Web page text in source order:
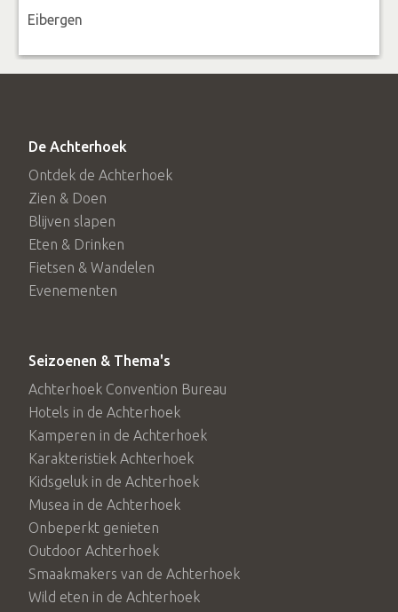
Eibergen
De Achterhoek
Ontdek de Achterhoek
Zien & Doen
Blijven slapen
Eten & Drinken
Fietsen & Wandelen
Evenementen
Seizoenen & Thema's
Achterhoek Convention Bureau
Hotels in de Achterhoek
Kamperen in de Achterhoek
Karakteristiek Achterhoek
Kidsgeluk in de Achterhoek
Musea in de Achterhoek
Onbeperkt genieten
Outdoor Achterhoek
Smaakmakers van de Achterhoek
Wild eten in de Achterhoek